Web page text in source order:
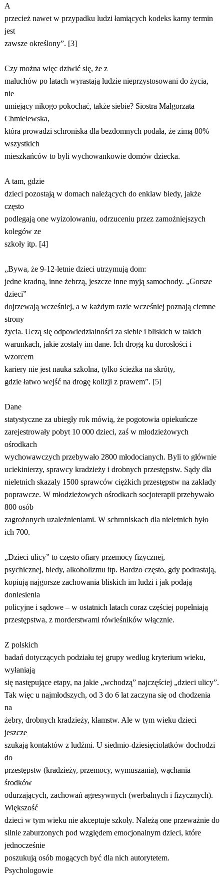
A
przecież nawet w przypadku ludzi łamiących kodeks karny termin
jest
zawsze określony”. [3]
Czy można więc dziwić się, że z
maluchów po latach wyrastają ludzie nieprzystosowani do życia,
nie
umiejący nikogo pokochać, także siebie? Siostra Małgorzata
Chmielewska,
która prowadzi schroniska dla bezdomnych podała, że zimą 80%
wszystkich
mieszkańców to byli wychowankowie domów dziecka.
A tam, gdzie
dzieci pozostają w domach należących do enklaw biedy, jakże
często
podlegają one wyizolowaniu, odrzuceniu przez zamożniejszych
kolegów ze
szkoły itp. [4]
„Bywa, że 9-12-letnie dzieci utrzymują dom:
jedne kradną, inne żebrzą, jeszcze inne myją samochody. „Gorsze
dzieci”
dojrzewają wcześniej, a w każdym razie wcześniej poznają ciemne
strony
życia. Uczą się odpowiedzialności za siebie i bliskich w takich
warunkach, jakie zostały im dane. Ich drogą ku dorosłości i
wzorcem
kariery nie jest nauka szkolna, tylko ścieżka na skróty,
gdzie łatwo wejść na drogę kolizji z prawem”. [5]
Dane
statystyczne za ubiegły rok mówią, że pogotowia opiekuńcze
zarejestrowały pobyt 10 000 dzieci, zaś w młodzieżowych
ośrodkach
wychowawczych przebywało 2800 młodocianych. Byli to głównie
uciekinierzy, sprawcy kradzieży i drobnych przestępstw. Sądy dla
nieletnich skazały 1500 sprawców ciężkich przestępstw na zakłady
poprawcze. W młodzieżowych ośrodkach socjoterapii przebywało
800 osób
zagrożonych uzależnieniami. W schroniskach dla nieletnich było
ich 700.
„Dzieci ulicy” to często ofiary przemocy fizycznej,
psychicznej, biedy, alkoholizmu itp. Bardzo często, gdy podrastają,
kopiują najgorsze zachowania bliskich im ludzi i jak podają
doniesienia
policyjne i sądowe – w ostatnich latach coraz częściej popełniają
przestępstwa, z morderstwami rówieśników włącznie.
Z polskich
badań dotyczących podziału tej grupy według kryterium wieku,
wyłaniają
się następujące etapy, na jakie „wchodzą” najczęściej „dzieci ulicy”.
Tak więc u najmłodszych, od 3 do 6 lat zaczyna się od chodzenia
na
żebry, drobnych kradzieży, kłamstw. Ale w tym wieku dzieci
jeszcze
szukają kontaktów z ludźmi. U siedmio-dziesięciolatków dochodzi
do
przestępstw (kradzieży, przemocy, wymuszania), wąchania
środków
odurzających, zachowań agresywnych (werbalnych i fizycznych).
Większość
dzieci w tym wieku nie akceptuje szkoły. Należą one przeważnie do
silnie zaburzonych pod względem emocjonalnym dzieci, które
jednocześnie
poszukują osób mogących być dla nich autorytetem.
Psychologowie